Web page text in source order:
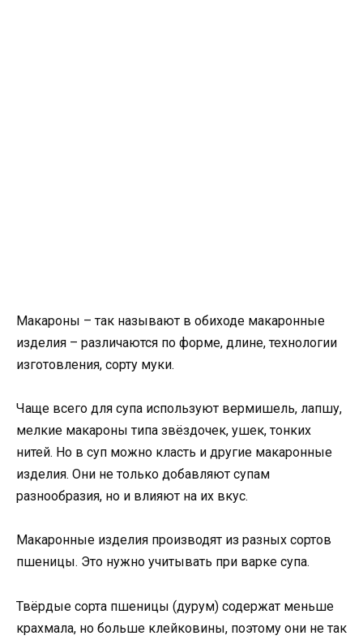
Макароны – так называют в обиходе макаронные
изделия – различаются по форме, длине, технологии
изготовления, сорту муки.
Чаще всего для супа используют вермишель, лапшу,
мелкие макароны типа звёздочек, ушек, тонких
нитей. Но в суп можно класть и другие макаронные
изделия. Они не только добавляют супам
разнообразия, но и влияют на их вкус.
Макаронные изделия производят из разных сортов
пшеницы. Это нужно учитывать при варке супа.
Твёрдые сорта пшеницы (дурум) содержат меньше
крахмала, но больше клейковины, поэтому они не так